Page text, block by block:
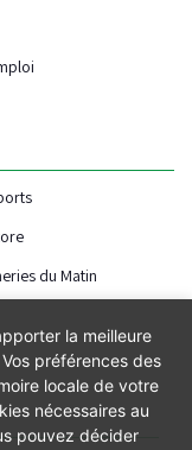
du Matin
la meilleure
préférences des
locale de votre
nécessaires au
pouvez décider